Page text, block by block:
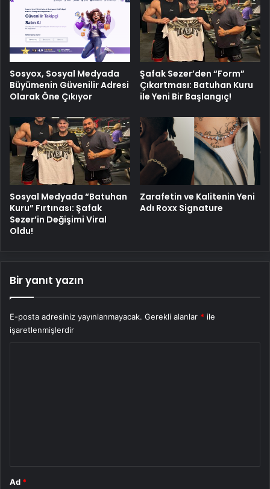
Sosyox, Sosyal Medyada
Büyümenin Güvenilir Adresi
Olarak Öne Çıkıyor
Şafak Sezer’den “Form”
Çıkartması: Batuhan Kuru
ile Yeni Bir Başlangıç!
Sosyal Medyada “Batuhan
Kuru” Fırtınası: Şafak
Sezer’in Değişimi Viral
Oldu!
Zarafetin ve Kalitenin Yeni
Adı Roxx Signature
Bir yanıt yazın
E-posta adresiniz yayınlanmayacak. Gerekli alanlar * ile
işaretlenmişlerdir
Ad *